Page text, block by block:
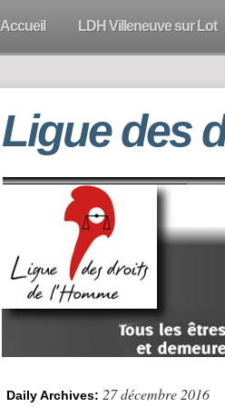
Accueil LDH Villeneuve sur Lot
Ligue des
Daily Archives: 27 décembre 2016